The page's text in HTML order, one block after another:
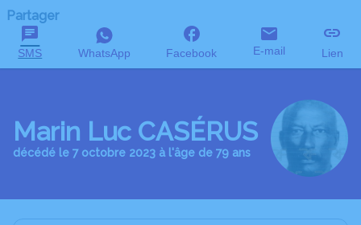
Partager
SMS WhatsApp Facebook E-mail Lien
Marin Luc CASÉRUS
décédé le 7 octobre 2023 à l'âge de 79 ans